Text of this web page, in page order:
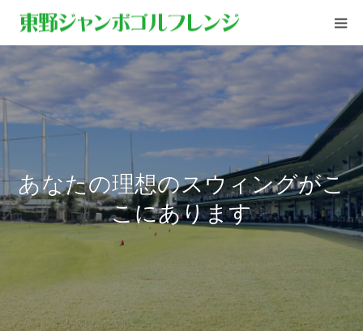
あなたの理想のスウィングがこ
こにあります
ご利用案内
営業案内
アクセス